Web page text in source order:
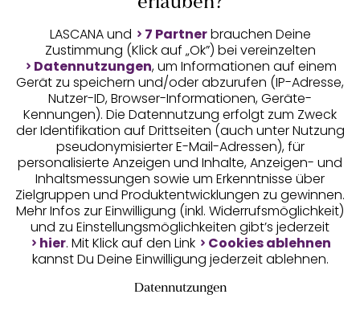
Geprüfte Sicherheit
Unsere Apps
LASCANA und 7 Partnerbrauchen Deine
Zustimmung (Klick auf „Ok”) bei vereinzelten
Datennutzungen, um Informationen auf einem
Gerät zu speichern und/oder abzurufen (IP-Adresse,
Nutzer-ID, Browser-Informationen, Geräte-
Kennungen). Die Datennutzung erfolgt zum Zweck
der Identifikation auf Drittseiten (auch unter Nutzung
pseudonymisierter E-Mail-Adressen), für
personalisierte Anzeigen und Inhalte, Anzeigen- und
Inhaltsmessungen sowie um Erkenntnisse über
Zielgruppen und Produktentwicklungen zu gewinnen.
Mehr Infos zur Einwilligung (inkl. Widerrufsmöglichkeit)
und zu Einstellungsmöglichkeiten gibt’s jederzeit
hier. Mit Klick auf den Link
Cookies ablehnen
kannst Du Deine Einwilligung jederzeit ablehnen.
Datennutzungen